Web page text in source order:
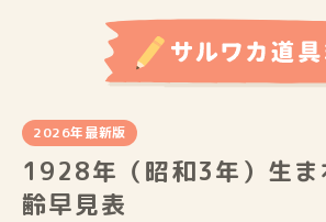
2026年最新版
1928年（昭和3年）生ま
齢早見表